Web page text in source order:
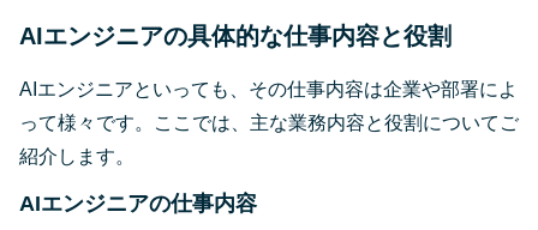
AIエンジニアの具体的な仕事内容と役割
AIエンジニアといっても、その仕事内容は企業や部署によ
って様々です。ここでは、主な業務内容と役割についてご
紹介します。
AIエンジニアの仕事内容